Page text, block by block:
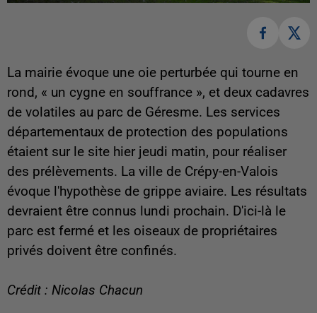
La mairie évoque une oie perturbée qui tourne en
rond, « un cygne en souffrance », et deux cadavres
de volatiles au parc de Géresme. Les services
départementaux de protection des populations
étaient sur le site hier jeudi matin, pour réaliser
des prélèvements. La ville de Crépy-en-Valois
évoque l'hypothèse de grippe aviaire. Les résultats
devraient être connus lundi prochain. D'ici-là le
parc est fermé et les oiseaux de propriétaires
privés doivent être confinés.
Crédit : Nicolas Chacun